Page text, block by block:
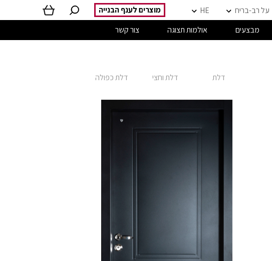
על רב-בריח HE
מוצרים לענף הבנייה
מבצעים אולמות תצוגה צור קשר
דלת דלת וחצי דלת כפולה